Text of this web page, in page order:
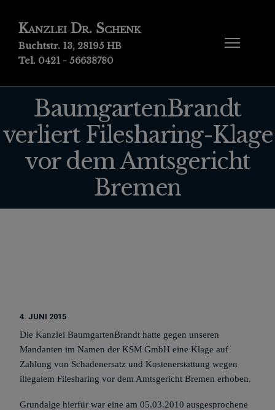
Kanzlei Dr. Schenk
Buchtstr. 13, 28195 HB
Tel. 0421 - 56638780
BaumgartenBrandt
verliert Filesharing-Klage
vor dem Amtsgericht
Bremen
4. JUNI 2015
Die Kanzlei BaumgartenBrandt hatte gegen unseren
Mandanten im Namen der KSM GmbH eine Klage auf
Zahlung von Schadenersatz und Kostenerstattung wegen
illegalem Filesharing vor dem Amtsgericht Bremen erhoben.
Grundalge hierfür war eine am 05.03.2010 ausgesprochene